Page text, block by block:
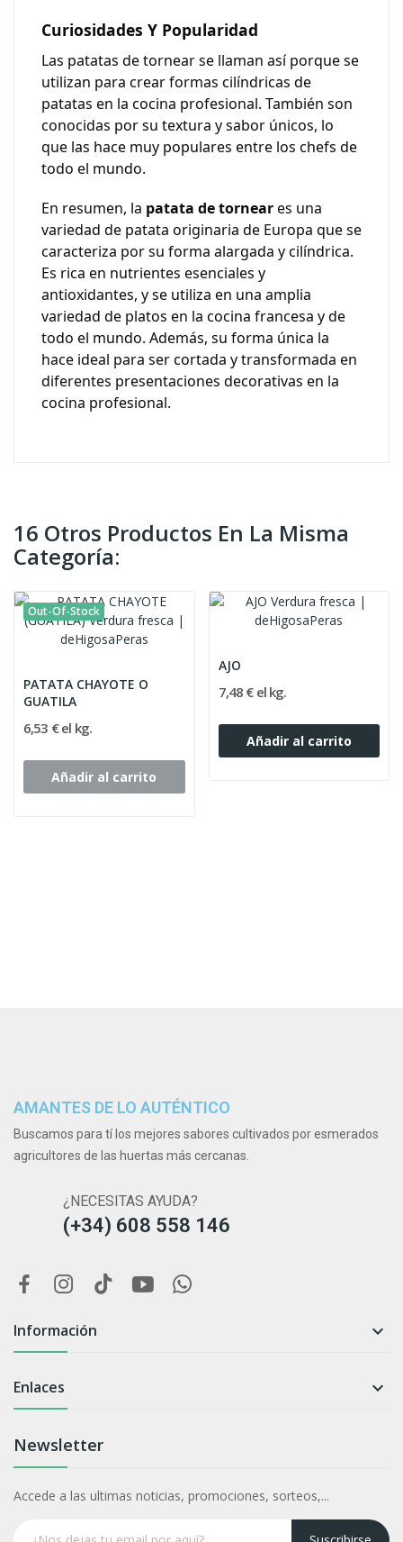
Curiosidades Y Popularidad
Las patatas de tornear se llaman así porque se
utilizan para crear formas cilíndricas de
patatas en la cocina profesional. También son
conocidas por su textura y sabor únicos, lo
que las hace muy populares entre los chefs de
todo el mundo.
En resumen, la patata de torneares una
variedad de patata originaria de Europa que se
caracteriza por su forma alargada y cilíndrica.
Es rica en nutrientes esenciales y
antioxidantes, y se utiliza en una amplia
variedad de platos en la cocina francesa y de
todo el mundo. Además, su forma única la
hace ideal para ser cortada y transformada en
diferentes presentaciones decorativas en la
cocina profesional.
16 Otros Productos En La Misma
Categoría:
Out-Of-Stock
PATATA CHAYOTE O
GUATILA
6,53 € el kg.
Añadir al carrito
AJO
7,48 € el kg.
Añadir al carrito
AMANTES DE LO AUTÉNTICO
Buscamos para tí los mejores sabores cultivados por esmerados
agricultores de las huertas más cercanas.
¿NECESITAS AYUDA?
(+34) 608 558 146
Información 
Enlaces 
Newsletter
Accede a las ultimas noticias, promociones, sorteos,...